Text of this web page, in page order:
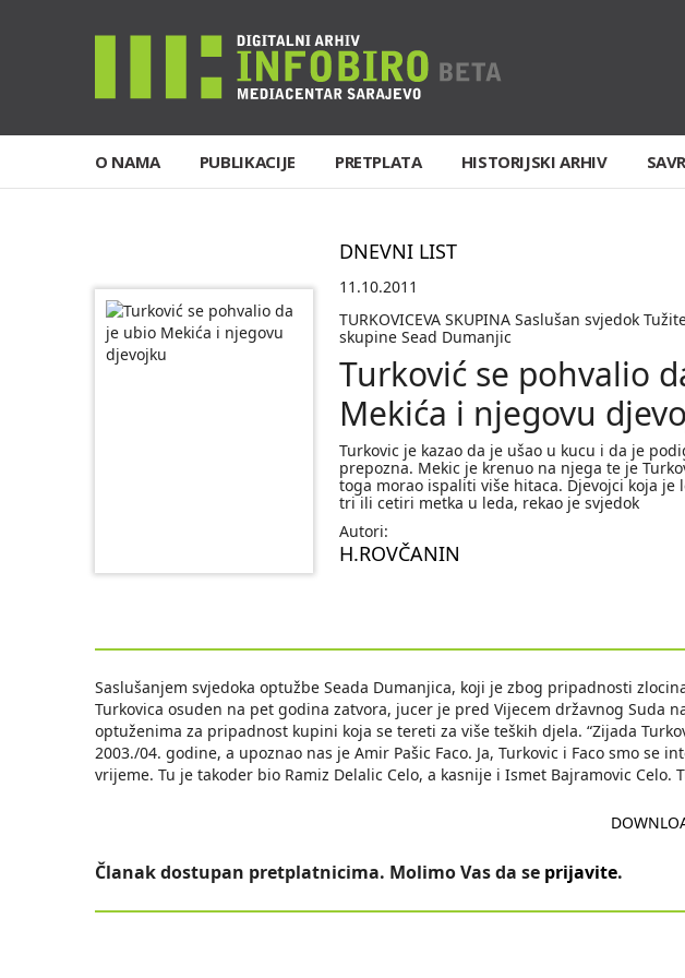
O NAMA PUBLIKACIJE PRETPLATA HISTORIJSKI ARHIV
DNEVNI LIST
11.10.2011
TURKOVICEVA SKUPINA Saslušan svjedok
skupine Sead Dumanjic
Turković se pohvalio
Mekića i njegovu
Turkovic je kazao da je ušao u kucu i da je
prepozna. Mekic je krenuo na njega te je
toga morao ispaliti više hitaca. Djevojci koja je
tri ili cetiri metka u leda, rekao je svjedok
Autori:
H.ROVČANIN
Saslušanjem svjedoka optužbe Seada Dumanjica, koji je zbog pripadnosti
Turkovica osuden na pet godina zatvora, jucer je pred Vijecem državnog Suda
optuženima za pripadnost kupini koja se tereti za više teških djela. “Zijada
2003./04. godine, a upoznao nas je Amir Pašic Faco. Ja, Turkovic i Faco smo se
vrijeme. Tu je takoder bio Ramiz Delalic Celo, a kasnije i Ismet Bajramovic Celo.
Članak dostupan pretplatnicima. Molimo Vas da se prijavite.